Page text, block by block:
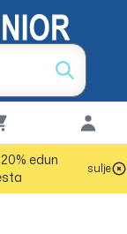
edun
sulje